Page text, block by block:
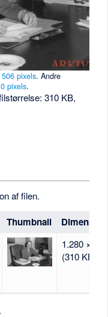
pixels.Andre
pixels.
310 KB,
af filen.
Thumbnail
1.280 × 810
(310 KB)